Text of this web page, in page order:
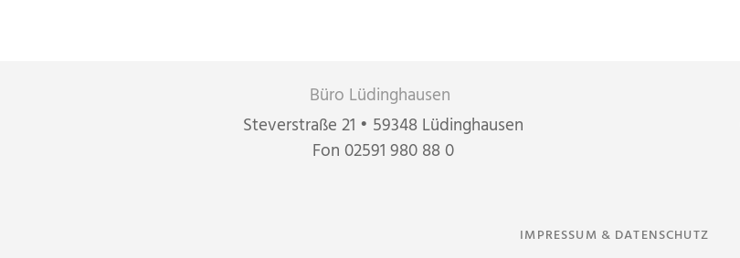
Büro Lüdinghausen
Steverstraße 21 • 59348 Lüdinghausen
Fon 02591 980 88 0
IMPRESSUM & DATENSCHUTZ